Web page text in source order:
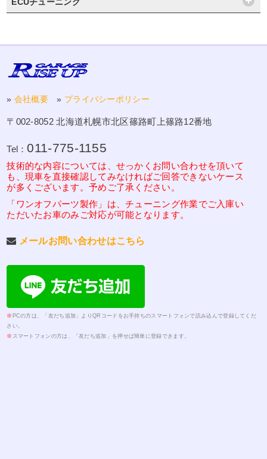
» 会社概要 » プライバシーポリシー
〒002-8052 北海道札幌市北区篠路町上篠路12番地
Tel：011-775-1155
技術的な内容については、せっかくお問い合わせを頂いて
も、現車を直接確認してみなければご回答できないケース
が多くございます。予めご了承ください。
「ワンオフパーツ製作」は、チューニング作業でご入庫い
ただいたお車のみご対応が可能となります。
メールお問い合わせはこちら
※ PCの方は、「友だち追加」よりQRコードをお手持ちのスマートフォンで読み込んで登録してくだ
さい。
※ スマートフォンの方は、「友だち追加」を押せば簡単に登録できます。